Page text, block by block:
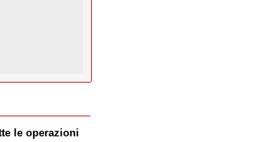
le operazioni